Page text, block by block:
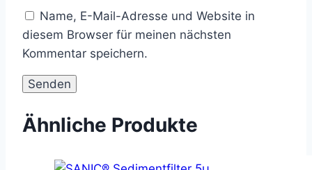
Name, E-Mail-Adresse und Website in
diesem Browser für meinen nächsten
Kommentar speichern.
Ähnliche Produkte